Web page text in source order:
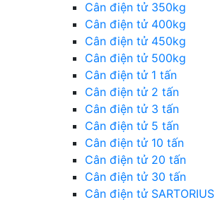
Cân điện tử 350kg
Cân điện tử 400kg
Cân điện tử 450kg
Cân điện tử 500kg
Cân điện tử 1 tấn
Cân điện tử 2 tấn
Cân điện tử 3 tấn
Cân điện tử 5 tấn
Cân điện tử 10 tấn
Cân điện tử 20 tấn
Cân điện tử 30 tấn
Cân điện tử SARTORIUS